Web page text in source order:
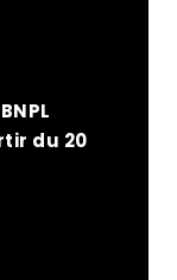
du 20